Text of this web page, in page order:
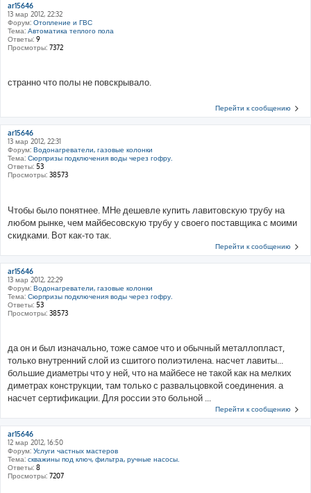
ar15646
13 мар 2012, 22:32
Форум: Отопление и ГВС
Тема: Автоматика теплого пола
Ответы: 9
Просмотры: 7372
странно что полы не повскрывало.
Перейти к сообщению
ar15646
13 мар 2012, 22:31
Форум: Водонагреватели, газовые колонки
Тема: Сюрпризы подключения воды через гофру.
Ответы: 53
Просмотры: 38573
Чтобы было понятнее. МНе дешевле купить лавитовскую трубу на
любом рынке, чем майбесовскую трубу у своего поставщика с моими
скидками. Вот как-то так.
Перейти к сообщению
ar15646
13 мар 2012, 22:29
Форум: Водонагреватели, газовые колонки
Тема: Сюрпризы подключения воды через гофру.
Ответы: 53
Просмотры: 38573
да он и был изначально, тоже самое что и обычный металлопласт,
только внутренний слой из сшитого полиэтилена. насчет лавиты...
большие диаметры что у ней, что на майбесе не такой как на мелких
диметрах конструкции, там только с развальцовкой соединения. а
насчет сертификации. Для россии это больной ...
Перейти к сообщению
ar15646
12 мар 2012, 16:50
Форум: Услуги частных мастеров
Тема: скважины под ключ, фильтра, ручные насосы.
Ответы: 8
Просмотры: 7207